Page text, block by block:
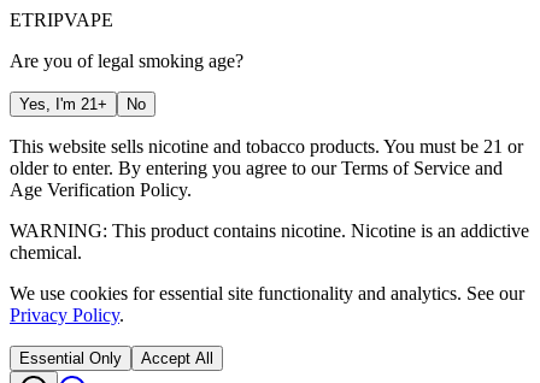
ETRIPVAPE
Are you of legal smoking age?
Yes, I'm 21+ No
This website sells nicotine and tobacco products. You must be 21 or
older to enter. By entering you agree to our Terms of Service and
Age Verification Policy.
WARNING: This product contains nicotine. Nicotine is an addictive
chemical.
We use cookies for essential site functionality and analytics. See our
Privacy Policy.
Essential Only Accept All